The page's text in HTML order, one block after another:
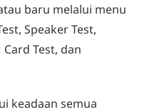
baru melalui menu
Speaker Test,
Card Test, dan
keadaan semua